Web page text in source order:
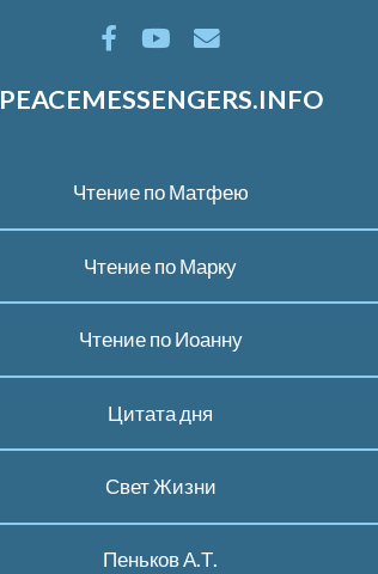
PEACEMESSENGERS.INFO
Чтение по Матфею
Чтение по Марку
Чтение по Иоанну
Цитата дня
Свет Жизни
Пеньков А.Т.